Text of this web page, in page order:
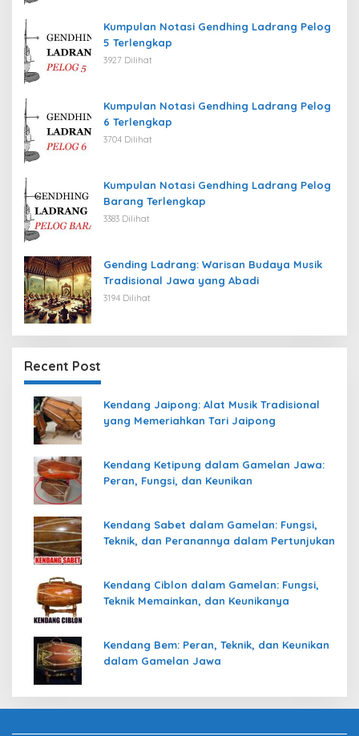
Kumpulan Notasi Gendhing Ladrang Pelog
5 Terlengkap
3927 Dilihat
Kumpulan Notasi Gendhing Ladrang Pelog
6 Terlengkap
3704 Dilihat
Kumpulan Notasi Gendhing Ladrang Pelog
Barang Terlengkap
3383 Dilihat
Gending Ladrang: Warisan Budaya Musik
Tradisional Jawa yang Abadi
3194 Dilihat
Recent Post
Kendang Jaipong: Alat Musik Tradisional
yang Memeriahkan Tari Jaipong
Kendang Ketipung dalam Gamelan Jawa:
Peran, Fungsi, dan Keunikan
Kendang Sabet dalam Gamelan: Fungsi,
Teknik, dan Peranannya dalam Pertunjukan
Kendang Ciblon dalam Gamelan: Fungsi,
Teknik Memainkan, dan Keunikanya
Kendang Bem: Peran, Teknik, dan Keunikan
dalam Gamelan Jawa